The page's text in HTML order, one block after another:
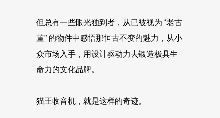
但总有一些眼光独到者，从已被视为 “老古
董” 的物件中感悟那恒古不变的魅力，从小
众市场入手，用设计驱动力去锻造极具生
命力的文化品牌。
猫王收音机，就是这样的奇迹。